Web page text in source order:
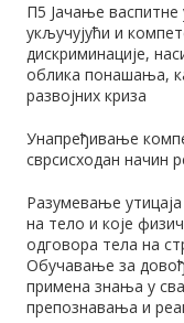
П5 Јачање васпитне
укључујући и
дискриминације,
облика понашања,
развојних криза
Унапређивање
сврсисходан начин
Разумевање
на тело и које
одговора тела на
Обучавање за
примена знања у
препознавања и